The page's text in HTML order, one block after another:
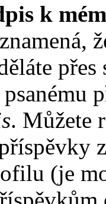
k
. Můžete
(je